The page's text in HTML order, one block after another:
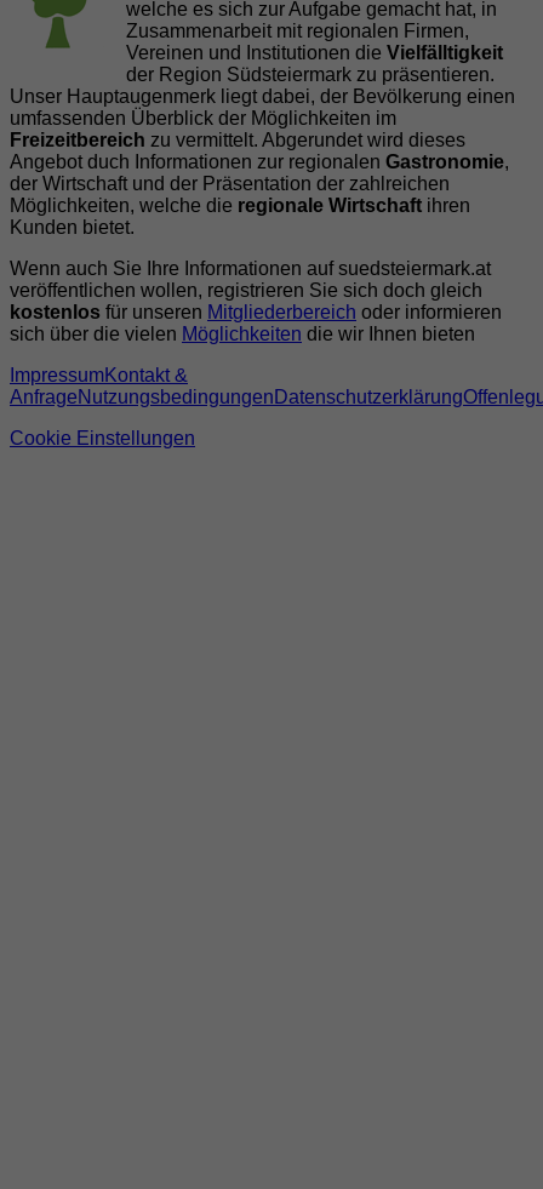
welche es sich zur Aufgabe gemacht hat, in
Zusammenarbeit mit regionalen Firmen,
Vereinen und Institutionen die Vielfälltigkeit
der Region Südsteiermark zu präsentieren.
Unser Hauptaugenmerk liegt dabei, der Bevölkerung einen
umfassenden Überblick der Möglichkeiten im
Freizeitbereich zu vermittelt. Abgerundet wird dieses
Angebot duch Informationen zur regionalen Gastronomie,
der Wirtschaft und der Präsentation der zahlreichen
Möglichkeiten, welche die regionale Wirtschaft ihren
Kunden bietet.
Wenn auch Sie Ihre Informationen auf suedsteiermark.at
veröffentlichen wollen, registrieren Sie sich doch gleich
kostenlos für unseren Mitgliederbereich oder informieren
sich über die vielen Möglichkeiten die wir Ihnen bieten
ImpressumKontakt &
AnfrageNutzungsbedingungen Datenschutzerklärung
Cookie Einstellungen